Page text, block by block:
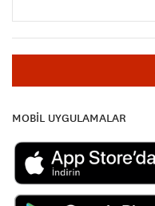
MOBİL UYGULAMALAR